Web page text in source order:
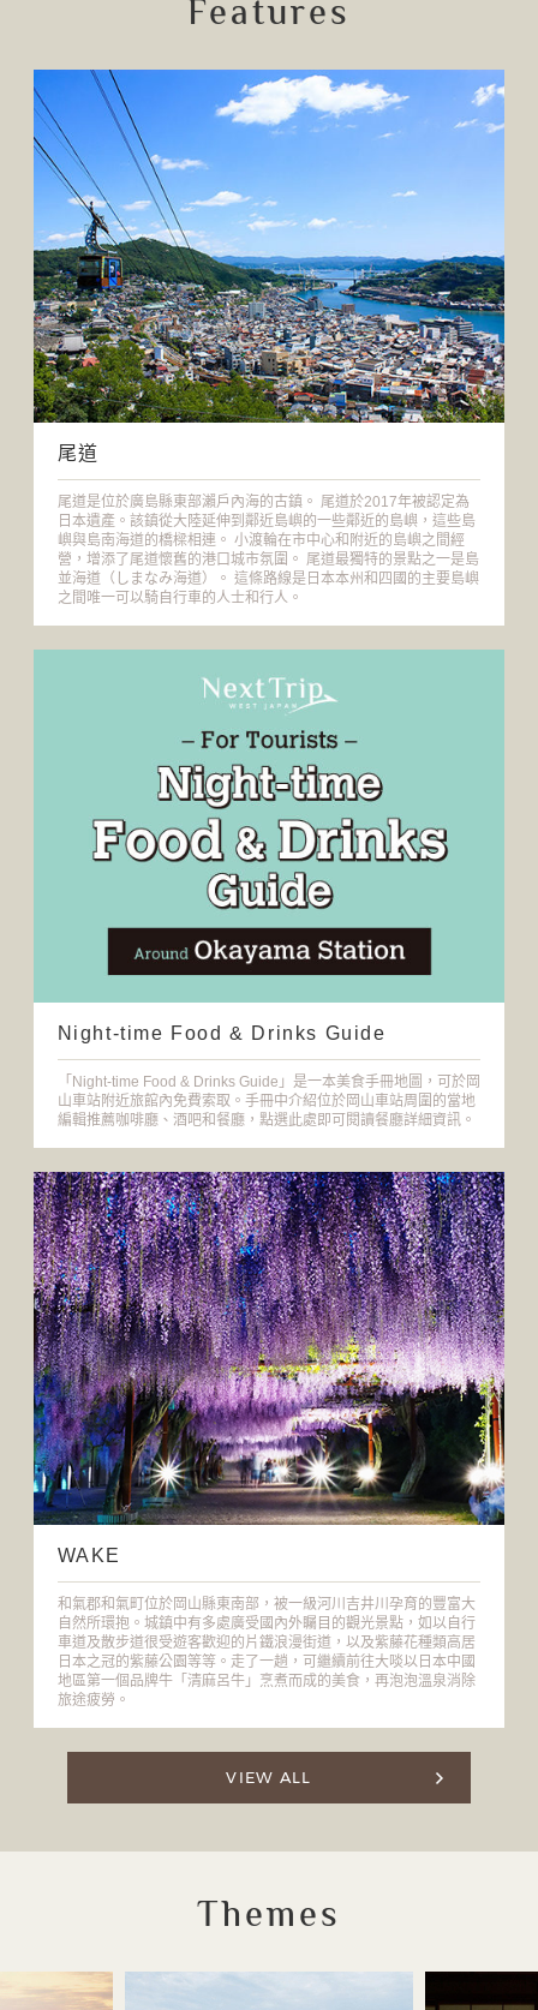
Features
尾道
尾道是位於廣島縣東部瀨戶內海的古鎮。 尾道於2017年被認定為
日本遺產。該鎮從大陸延伸到鄰近島嶼的一些鄰近的島嶼，這些島
嶼與島南海道的橋樑相連。 小渡輪在市中心和附近的島嶼之間經
營，增添了尾道懷舊的港口城市氛圍。 尾道最獨特的景點之一是島
並海道（しまなみ海道）。 這條路線是日本本州和四國的主要島嶼
之間唯一可以騎自行車的人士和行人。
Night-time Food & Drinks Guide
「Night-time Food & Drinks Guide」是一本美食手冊地圖，可於岡
山車站附近旅館內免費索取。手冊中介紹位於岡山車站周圍的當地
編輯推薦咖啡廳、酒吧和餐廳，點選此處即可閱讀餐廳詳細資訊。
WAKE
和氣郡和氣町位於岡山縣東南部，被一級河川吉井川孕育的豐富大
自然所環抱。城鎮中有多處廣受國內外矚目的觀光景點，如以自行
車道及散步道很受遊客歡迎的片鐵浪漫街道，以及紫藤花種類高居
日本之冠的紫藤公園等等。走了一趟，可繼續前往大啖以日本中國
地區第一個品牌牛「清麻呂牛」烹煮而成的美食，再泡泡溫泉消除
旅途疲勞。
VIEW ALL
Themes